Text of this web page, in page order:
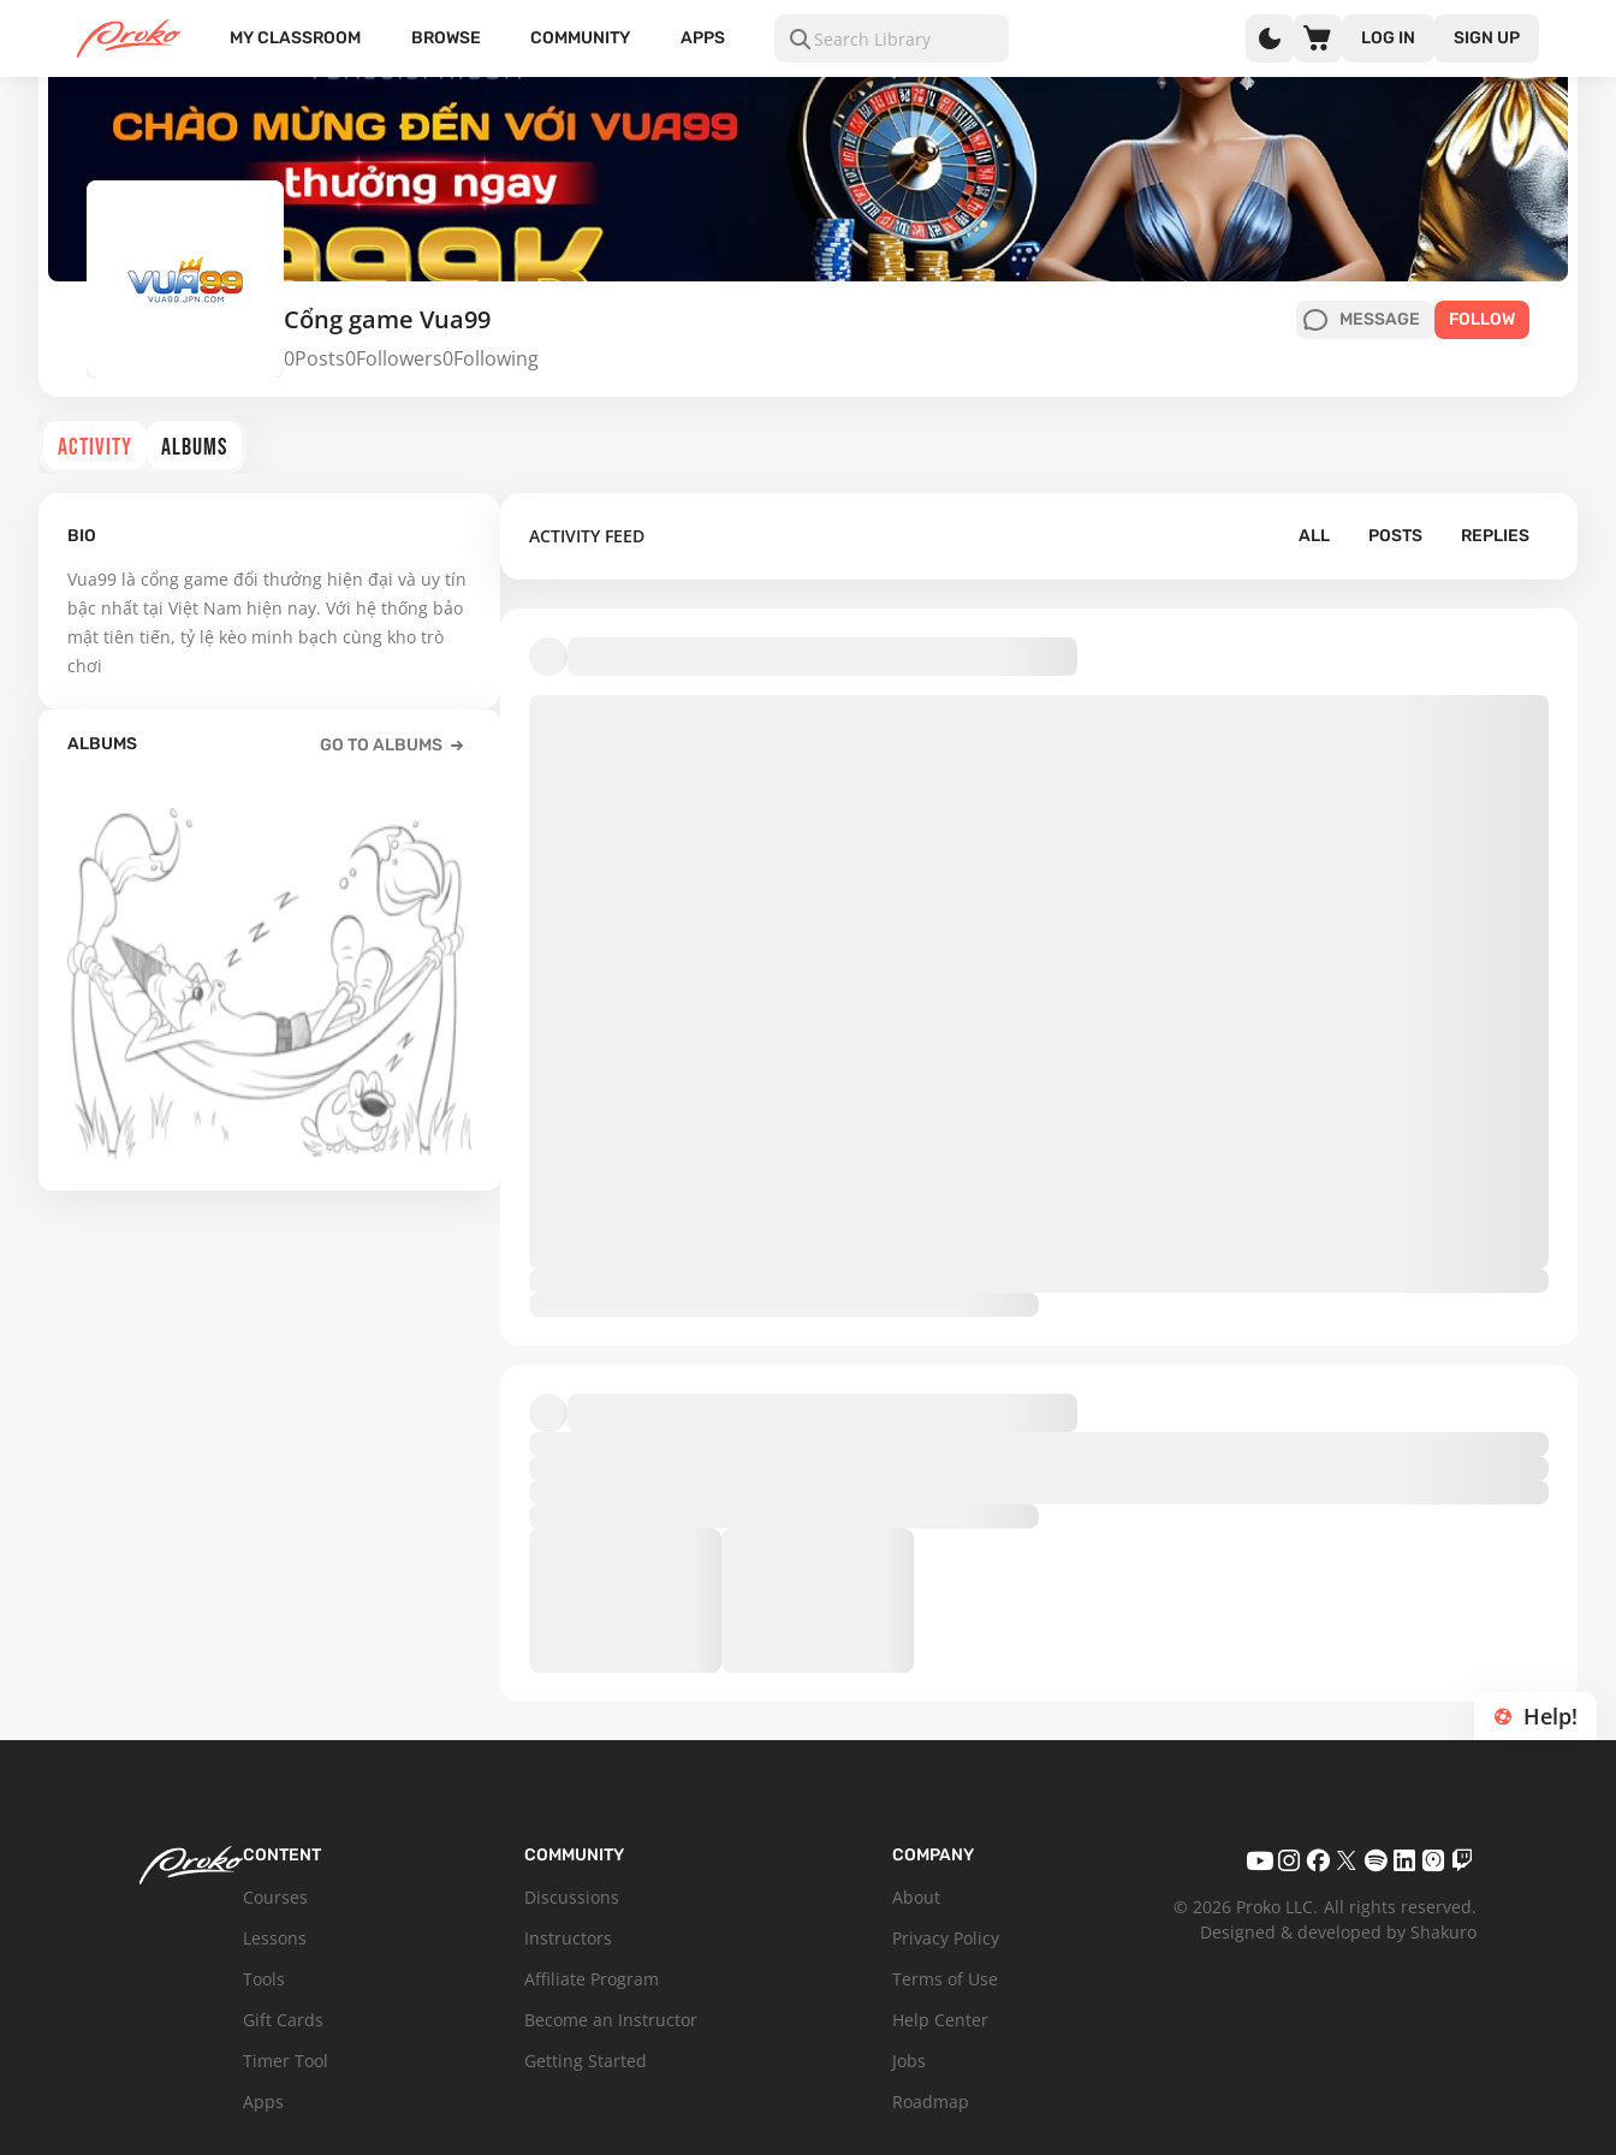
MY CLASSROOM BROWSE COMMUNITY APPS LOG IN SIGN UP
Cổng game Vua99
0Posts0Followers0Following
MESSAGE FOLLOW
ACTIVITY ALBUMS
BIO
Vua99 là cổng game đổi thưởng hiện đại và uy tín
bậc nhất tại Việt Nam hiện nay. Với hệ thống bảo
mật tiên tiến, tỷ lệ kèo minh bạch cùng kho trò
chơi
ALBUMS GO TO ALBUMS
ACTIVITY FEED ALL POSTS REPLIES
Help!
CONTENT
Courses
Lessons
Tools
Gift Cards
Timer Tool
Apps
COMMUNITY
Discussions
Instructors
Affiliate Program
Become an Instructor
Getting Started
COMPANY
About
Privacy Policy
Terms of Use
Help Center
Jobs
Roadmap
© 2026 Proko LLC. All rights reserved.
Designed & developed by Shakuro